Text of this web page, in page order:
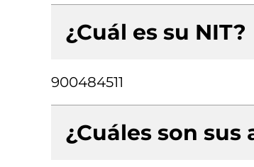
¿Cuál es su NIT?
900484511
¿Cuáles son